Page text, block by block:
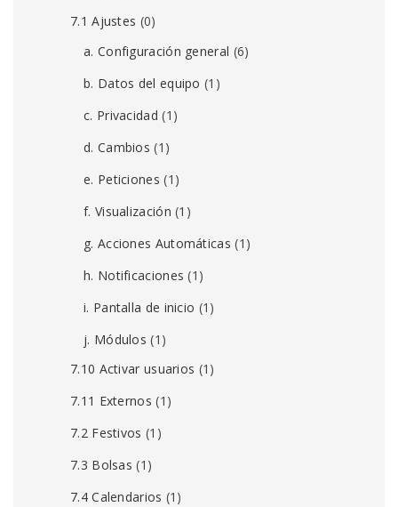
7.1 Ajustes (0)
a. Configuración general (6)
b. Datos del equipo (1)
c. Privacidad (1)
d. Cambios (1)
e. Peticiones (1)
f. Visualización (1)
g. Acciones Automáticas (1)
h. Notificaciones (1)
i. Pantalla de inicio (1)
j. Módulos (1)
7.10 Activar usuarios (1)
7.11 Externos (1)
7.2 Festivos (1)
7.3 Bolsas (1)
7.4 Calendarios (1)